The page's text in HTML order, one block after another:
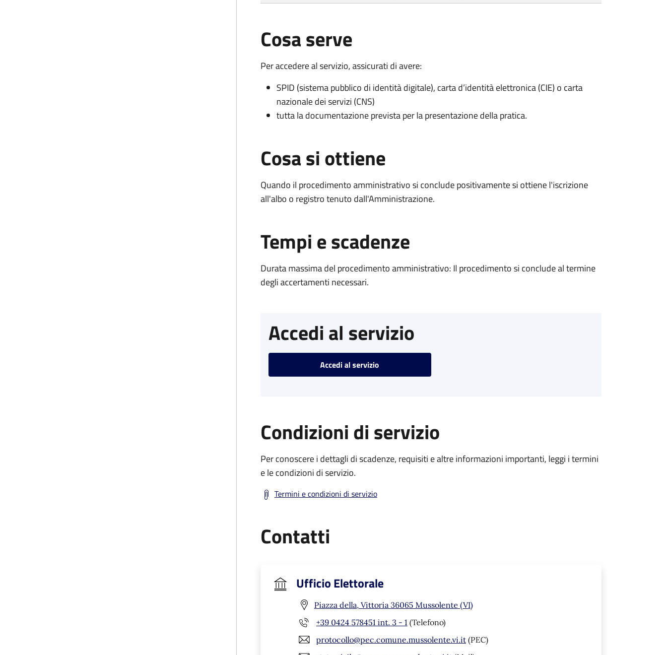
Cosa serve
Per accedere al servizio, assicurati di avere:
SPID (sistema pubblico di identità digitale), carta d’identità elettronica (CIE) o carta
nazionale dei servizi (CNS)
tutta la documentazione prevista per la presentazione della pratica.
Cosa si ottiene
Quando il procedimento amministrativo si conclude positivamente si ottiene l'iscrizione
all'albo o registro tenuto dall'Amministrazione.
Tempi e scadenze
Durata massima del procedimento amministrativo: Il procedimento si conclude al termine
degli accertamenti necessari.
Accedi al servizio
Accedi al servizio
Condizioni di servizio
Per conoscere i dettagli di scadenze, requisiti e altre informazioni importanti, leggi i termini
e le condizioni di servizio.
Termini e condizioni di servizio
Contatti
Ufficio Elettorale
Piazza della, Vittoria 36065 Mussolente (VI)
+39 0424 578451 int. 3 - 1 (Telefono)
protocollo@pec.comune.mussolente.vi.it (PEC)